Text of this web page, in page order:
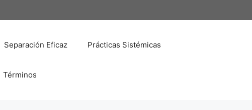
Separación Eficaz Prácticas Sistémicas
Términos